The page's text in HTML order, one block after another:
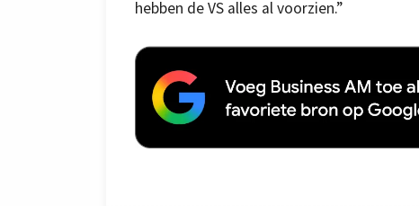
hebben de VS alles al voorzien.”